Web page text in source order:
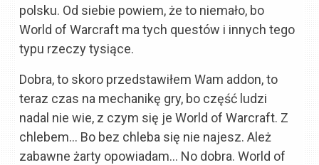
polsku. Od siebie powiem, że to niemało, bo
World of Warcraft ma tych questów i innych tego
typu rzeczy tysiące.
Dobra, to skoro przedstawiłem Wam addon, to
teraz czas na mechanikę gry, bo część ludzi
nadal nie wie, z czym się je World of Warcraft. Z
chlebem… Bo bez chleba się nie najesz. Ależ
zabawne żarty opowiadam… No dobra. World of